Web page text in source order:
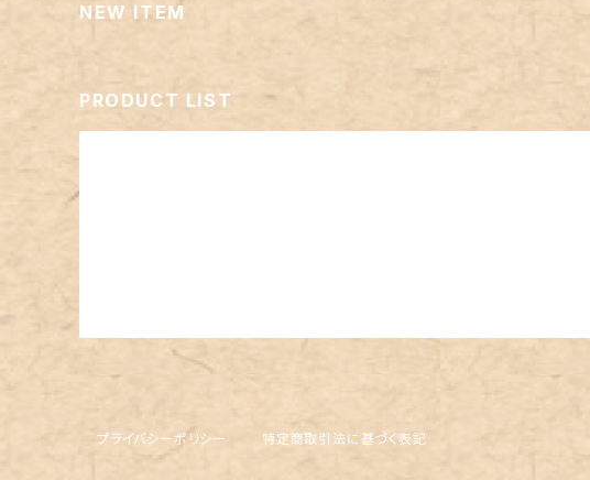
NEW ITEM
PRODUCT LIST
プライバシーポリシー 特定商取引法に基づく表記